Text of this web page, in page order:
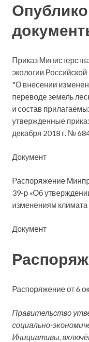
Приказ
экологии
"О внесении
переводе земель
и состав
утвержденные
декабря 2018 г. №
Документ
Распоряжение
39-р «Об
изменениям
Документ
Распоряжение от 6
Правительство
социально-
Инициативы,